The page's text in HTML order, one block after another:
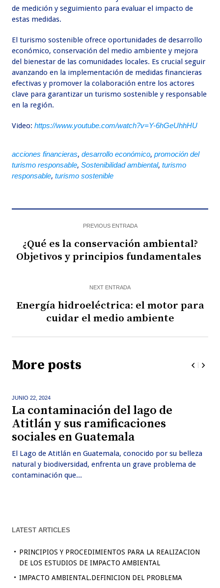
de medición y seguimiento para evaluar el impacto de
estas medidas.
El turismo sostenible ofrece oportunidades de desarrollo
económico, conservación del medio ambiente y mejora
del bienestar de las comunidades locales. Es crucial seguir
avanzando en la implementación de medidas financieras
efectivas y promover la colaboración entre los actores
clave para garantizar un turismo sostenible y responsable
en la región.
Video:https://www.youtube.com/watch?v=Y-6hGeUhhHU
acciones financieras,desarrollo económico,promoción del
turismo responsable,Sostenibilidad ambiental,turismo
responsable,turismo sostenible
PREVIOUS ENTRADA
¿Qué es la conservación ambiental?
Objetivos y principios fundamentales
NEXT ENTRADA
Energía hidroeléctrica: el motor para
cuidar el medio ambiente
More posts
JUNIO 22,2024
La contaminación del lago de
Atitlán y sus ramificaciones
sociales en Guatemala
El Lago de Atitlán en Guatemala, conocido por su belleza
natural y biodiversidad, enfrenta un grave problema de
contaminación que...
LATEST ARTICLES
PRINCIPIOS Y PROCEDIMIENTOS PARA LA REALIZACION
DE LOS ESTUDIOS DE IMPACTO AMBIENTAL
IMPACTO AMBIENTAL.DEFINICION DEL PROBLEMA